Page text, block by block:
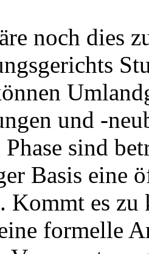
noch dies
und -
sind
Basis eine
Kommt es
formelle